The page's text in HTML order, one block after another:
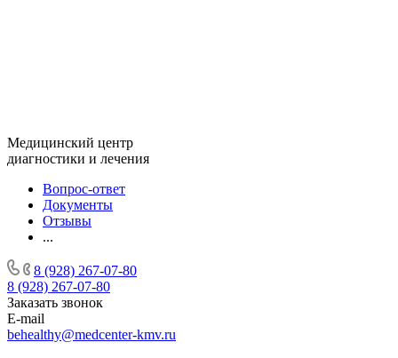
Медицинский центр
диагностики и лечения
Вопрос-ответ
Документы
Отзывы
...
8 (928) 267-07-80
8 (928) 267-07-80
Заказать звонок
E-mail
behealthy@medcenter-kmv.ru